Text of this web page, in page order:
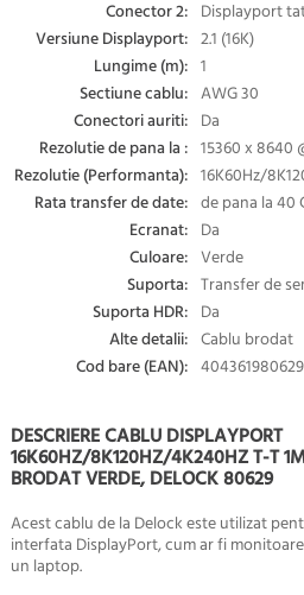
Conector 2: Displayport
Versiune Displayport: 2.1 (16K)
Lungime (m): 1
Sectiune cablu: AWG 30
Conectori auriti: Da
Rezolutie de pana la : 15360 x 8640
Rezolutie (Performanta): 16K60Hz/
Rata transfer de date: de pana la 40
Ecranat: Da
Culoare: Verde
Suporta: Transfer de
Suporta HDR: Da
Alte detalii: Cablu brodat
Cod bare (EAN):
DESCRIERE CABLU DISPLAYPORT
16K60HZ/8K120HZ/4K240HZ T-T
BRODAT VERDE, DELOCK 80629
Acest cablu de la Delock este utilizat
interfata DisplayPort, cum ar fi
un laptop.